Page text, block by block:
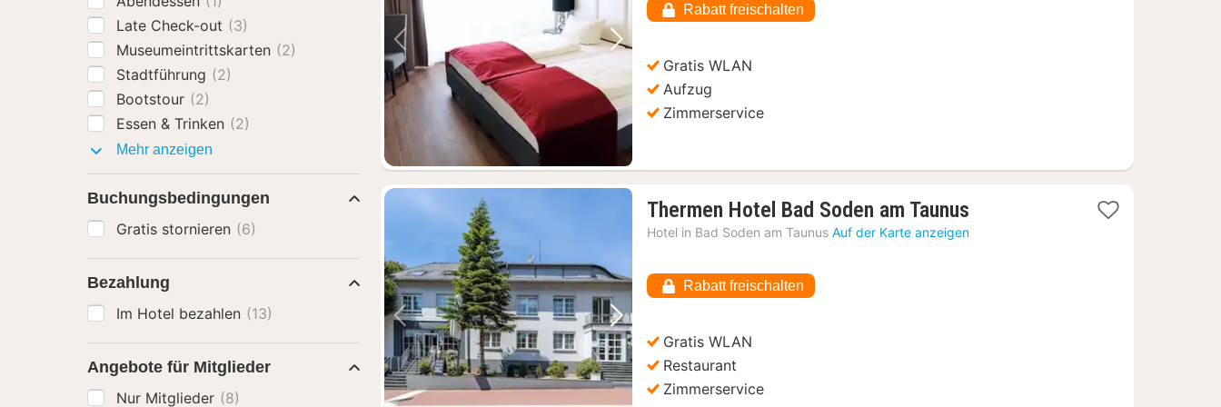
Vorheriges Bild Nächstes Bild
€
Rabatt freischalten
Gratis WLAN
Aufzug
Zimmerservice
Vorheriges Bild Nächstes Bild
Thermen Hotel Bad Soden am Taunus
Nacht
Hotel in Bad Soden am Taunus Auf der Karte anzeigen
Rabatt freischalten
Gratis WLAN
Restaurant
Zimmerservice
Late Check-out (3)
Museumeintrittskarten (2)
Stadtführung (2)
Bootstour (2)
Essen & Trinken (2)
Mehr anzeigen
Buchungsbedingungen
Gratis stornieren (6)
Bezahlung
Im Hotel bezahlen (13)
Angebote für Mitglieder
Nur Mitglieder (8)